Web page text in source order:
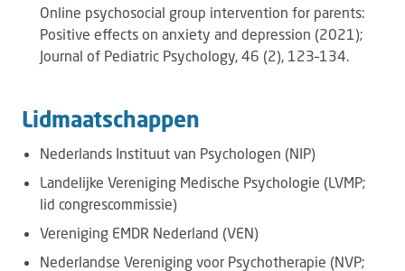
Online psychosocial group intervention for parents:
Positive effects on anxiety and depression (2021);
Journal of Pediatric Psychology, 46 (2), 123–134.
Lidmaatschappen
Nederlands Instituut van Psychologen (NIP)
Landelijke Vereniging Medische Psychologie (LVMP;
lid congrescommissie)
Vereniging EMDR Nederland (VEN)
Nederlandse Vereniging voor Psychotherapie (NVP;